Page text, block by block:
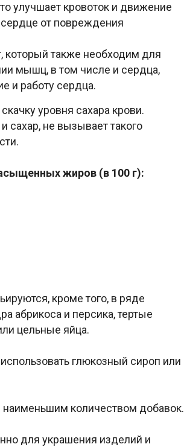
улучшает кровоток и движение
от повреждения
который также необходим для
мышц, в том числе и сердца,
и работу сердца.
уровня сахара крови.
сахар, не вызывает такого
жиров (в 100 г):
кроме того, в ряде
абрикоса и персика, тертые
цельные яйца.
глюкозный сироп или
наименьшим количеством добавок.
для украшения изделий и